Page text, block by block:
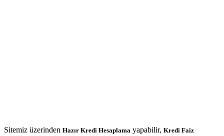
Sitemiz üzerinden Hazır Kredi Hesaplama yapabilir, Kredi Faiz